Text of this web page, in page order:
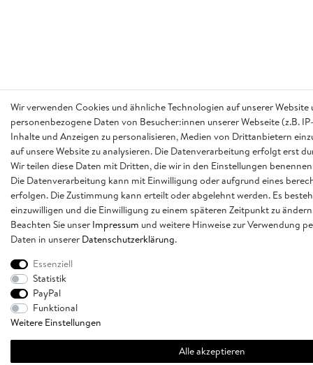
Wir verwenden Cookies und ähnliche Technologien auf unserer
personenbezogene Daten von Besucher:innen unserer Webseite (z.B.
Inhalte und Anzeigen zu personalisieren, Medien von Drittanbietern
auf unsere Website zu analysieren. Die Datenverarbeitung erfolgt erst
Wir teilen diese Daten mit Dritten, die wir in den Einstellungen
Die Datenverarbeitung kann mit Einwilligung oder aufgrund eines
erfolgen. Die Zustimmung kann erteilt oder abgelehnt werden. Es
einzuwilligen und die Einwilligung zu einem späteren Zeitpunkt zu
Beachten Sie unser Impressum und weitere Hinweise zur Verwendung
Daten in unserer Daten­schutz­erklärung.
Essenziell
Statistik
PayPal
Funktional
Weitere Einstellungen
Alle akzeptieren